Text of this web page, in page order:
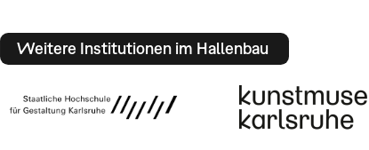
Weitere Institutionen im Hallenbau